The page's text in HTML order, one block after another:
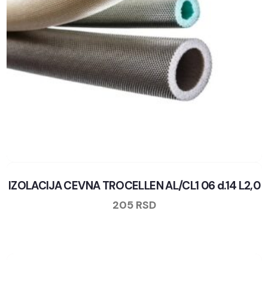
IZOLACIJA CEVNA TROCELLEN AL/CL1 06 d.14 L2,0
205 RSD